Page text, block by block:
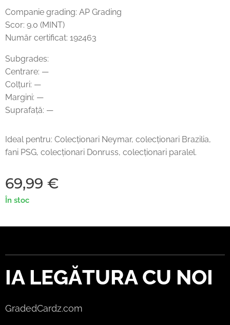
Companie grading: AP Grading
Scor: 9.0 (MINT)
Număr certificat: 192463
Subgrades:
Centrare: —
Colțuri: —
Margini: —
Suprafață: —
Ideal pentru: Colecționari Neymar, colecționari Brazilia,
fani PSG, colecționari Donruss, colecționari paralel.
69,99 €
În stoc
IA LEGĂTURA CU NOI
GradedCardz.com